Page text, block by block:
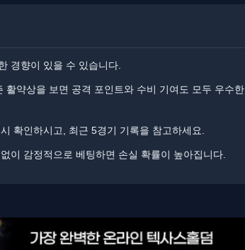
경향이 있을 수 있습니다.
약상을 보면 공격 포인트와 수비 기여도 모두 우수한
확인하시고, 최근 5경기 기록을 참고하세요.
이 감정적으로 베팅하면 손실 확률이 높아집니다.